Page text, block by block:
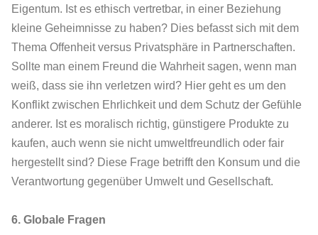
Eigentum. Ist es ethisch vertretbar, in einer Beziehung
kleine Geheimnisse zu haben? Dies befasst sich mit dem
Thema Offenheit versus Privatsphäre in Partnerschaften.
Sollte man einem Freund die Wahrheit sagen, wenn man
weiß, dass sie ihn verletzen wird? Hier geht es um den
Konflikt zwischen Ehrlichkeit und dem Schutz der Gefühle
anderer. Ist es moralisch richtig, günstigere Produkte zu
kaufen, auch wenn sie nicht umweltfreundlich oder fair
hergestellt sind? Diese Frage betrifft den Konsum und die
Verantwortung gegenüber Umwelt und Gesellschaft.
6. Globale Fragen